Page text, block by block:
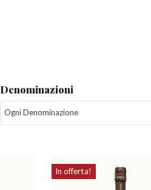
Denominazioni
Ogni Denominazione
In offerta!